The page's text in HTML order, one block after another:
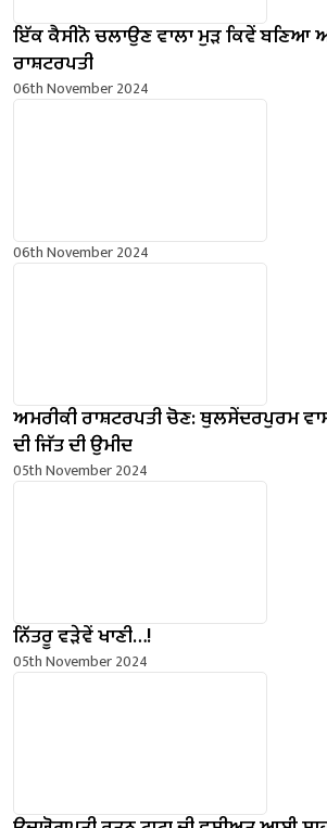
ਇੱਕ ਕੈਸੀਨੋ ਚਲਾਉਣ ਵਾਲਾ ਮੁੜ ਕਿਵੇਂ ਬਣਿਆ
ਰਾਸ਼ਟਰਪਤੀ
06th November 2024
06th November 2024
ਅਮਰੀਕੀ ਰਾਸ਼ਟਰਪਤੀ ਚੋਣ: ਥੁਲਸੇਂਦਰਪੁਰਮ
ਦੀ ਜਿੱਤ ਦੀ ਉਮੀਦ
05th November 2024
ਨਿੱਤਰੂ ਵੜੇਵੇਂ ਖਾਣੀ…!
05th November 2024